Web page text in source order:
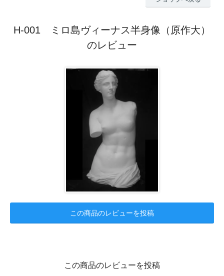
H-001 ミロ島ヴィーナス半身像（原作大）
のレビュー
この商品のレビューを投稿
この商品のレビューを投稿